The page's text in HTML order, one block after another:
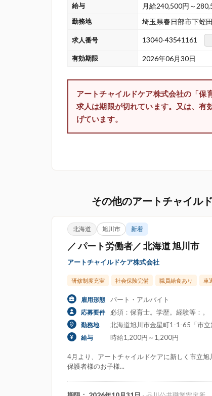
給与 月給240,500円～
勤務地 埼玉県春日部市下蛭
求人番号 13040-43541161
有効期限 2026年06月30日
アートチャイルドケア株式会社の「保
求人は期限が切れています。又は、有
げています。
その他のアートチャイル
北海道 旭川市 新着
／ パート労働者／ 北海道 旭川市
アートチャイルドケア株式会社
研修制度充実 社会保険完備 職員給食あり 車
雇用形態 パート・アルバイト
応募要件 必須：保育士。学歴。経験等：。
勤務地 北海道旭川市金星町1-1-65「市立
給与 時給1,200円～1,200円
4月より、アートチャイルドケアに新しく市立
保護者様のお子様...